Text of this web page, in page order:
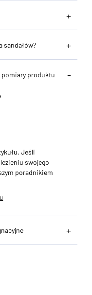
sandałów?
pomiary produktu
Jeśli
swojego
poradnikiem